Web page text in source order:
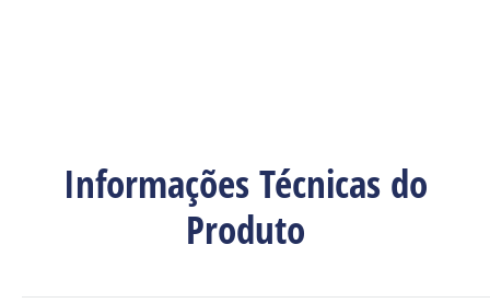
Informações Técnicas do
Produto